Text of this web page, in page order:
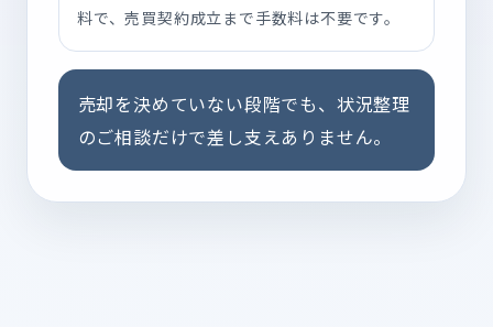
料で、売買契約成立まで手数料は不要です。
売却を決めていない段階でも、状況整理
のご相談だけで差し支えありません。